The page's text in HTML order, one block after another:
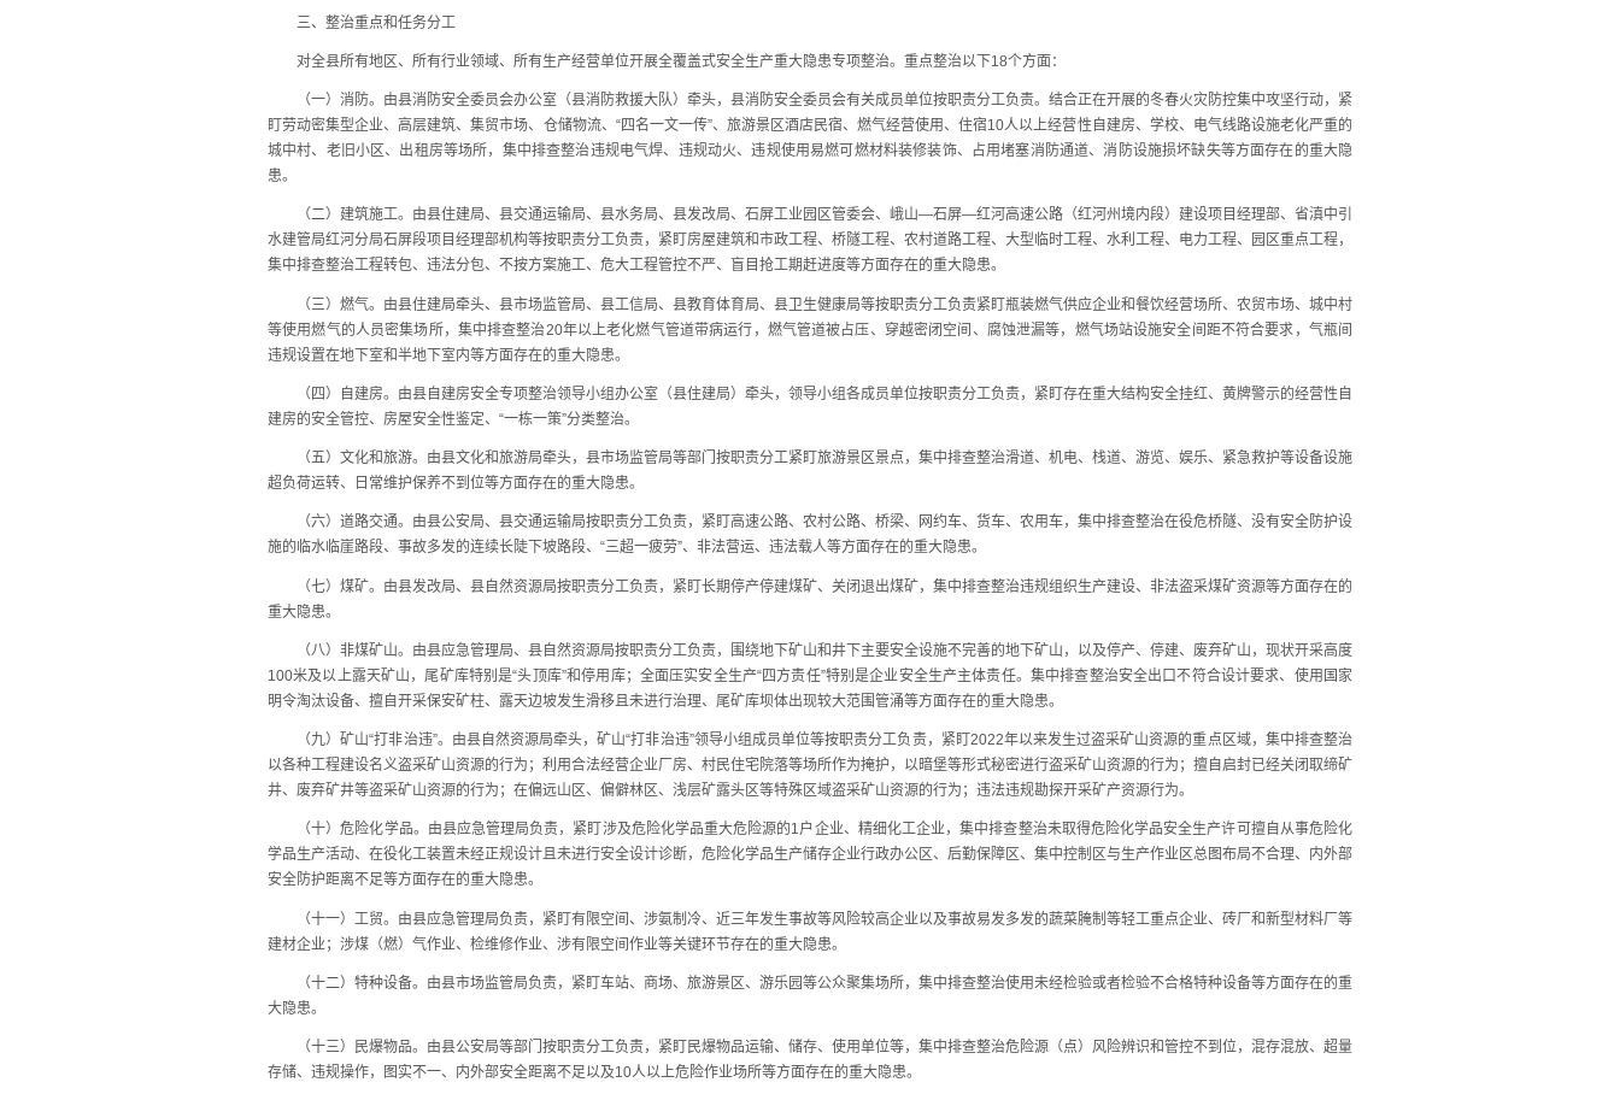
三、整治重点和任务分工
对全县所有地区、所有行业领域、所有生产经营单位开展全覆盖式安全生产重大隐患专项整治。重点整治以下18个方面：
（一）消防。由县消防安全委员会办公室（县消防救援大队）牵头，县消防安全委员会有关成员单位按职责分工负责。结合正在开展的冬春火灾防控集中攻坚行动，紧
盯劳动密集型企业、高层建筑、集贸市场、仓储物流、“四名一文一传”、旅游景区酒店民宿、燃气经营使用、住宿10人以上经营性自建房、学校、电气线路设施老化严重的
城中村、老旧小区、出租房等场所，集中排查整治违规电气焊、违规动火、违规使用易燃可燃材料装修装饰、占用堵塞消防通道、消防设施损坏缺失等方面存在的重大隐
患。
（二）建筑施工。由县住建局、县交通运输局、县水务局、县发改局、石屏工业园区管委会、峨山—石屏—红河高速公路（红河州境内段）建设项目经理部、省滇中引
水建管局红河分局石屏段项目经理部机构等按职责分工负责，紧盯房屋建筑和市政工程、桥隧工程、农村道路工程、大型临时工程、水利工程、电力工程、园区重点工程，
集中排查整治工程转包、违法分包、不按方案施工、危大工程管控不严、盲目抢工期赶进度等方面存在的重大隐患。
（三）燃气。由县住建局牵头、县市场监管局、县工信局、县教育体育局、县卫生健康局等按职责分工负责紧盯瓶装燃气供应企业和餐饮经营场所、农贸市场、城中村
等使用燃气的人员密集场所，集中排查整治20年以上老化燃气管道带病运行，燃气管道被占压、穿越密闭空间、腐蚀泄漏等，燃气场站设施安全间距不符合要求，气瓶间
违规设置在地下室和半地下室内等方面存在的重大隐患。
（四）自建房。由县自建房安全专项整治领导小组办公室（县住建局）牵头，领导小组各成员单位按职责分工负责，紧盯存在重大结构安全挂红、黄牌警示的经营性自
建房的安全管控、房屋安全性鉴定、“一栋一策”分类整治。
（五）文化和旅游。由县文化和旅游局牵头，县市场监管局等部门按职责分工紧盯旅游景区景点，集中排查整治滑道、机电、栈道、游览、娱乐、紧急救护等设备设施
超负荷运转、日常维护保养不到位等方面存在的重大隐患。
（六）道路交通。由县公安局、县交通运输局按职责分工负责，紧盯高速公路、农村公路、桥梁、网约车、货车、农用车，集中排查整治在役危桥隧、没有安全防护设
施的临水临崖路段、事故多发的连续长陡下坡路段、“三超一疲劳”、非法营运、违法载人等方面存在的重大隐患。
（七）煤矿。由县发改局、县自然资源局按职责分工负责，紧盯长期停产停建煤矿、关闭退出煤矿，集中排查整治违规组织生产建设、非法盗采煤矿资源等方面存在的
重大隐患。
（八）非煤矿山。由县应急管理局、县自然资源局按职责分工负责，围绕地下矿山和井下主要安全设施不完善的地下矿山，以及停产、停建、废弃矿山，现状开采高度
100米及以上露天矿山，尾矿库特别是“头顶库”和停用库；全面压实安全生产“四方责任”特别是企业安全生产主体责任。集中排查整治安全出口不符合设计要求、使用国家
明令淘汰设备、擅自开采保安矿柱、露天边坡发生滑移且未进行治理、尾矿库坝体出现较大范围管涌等方面存在的重大隐患。
（九）矿山“打非治违”。由县自然资源局牵头，矿山“打非治违”领导小组成员单位等按职责分工负责，紧盯2022年以来发生过盗采矿山资源的重点区域，集中排查整治
以各种工程建设名义盗采矿山资源的行为；利用合法经营企业厂房、村民住宅院落等场所作为掩护，以暗堡等形式秘密进行盗采矿山资源的行为；擅自启封已经关闭取缔矿
井、废弃矿井等盗采矿山资源的行为；在偏远山区、偏僻林区、浅层矿露头区等特殊区域盗采矿山资源的行为；违法违规勘探开采矿产资源行为。
（十）危险化学品。由县应急管理局负责，紧盯涉及危险化学品重大危险源的1户企业、精细化工企业，集中排查整治未取得危险化学品安全生产许可擅自从事危险化
学品生产活动、在役化工装置未经正规设计且未进行安全设计诊断，危险化学品生产储存企业行政办公区、后勤保障区、集中控制区与生产作业区总图布局不合理、内外部
安全防护距离不足等方面存在的重大隐患。
（十一）工贸。由县应急管理局负责，紧盯有限空间、涉氨制冷、近三年发生事故等风险较高企业以及事故易发多发的蔬菜腌制等轻工重点企业、砖厂和新型材料厂等
建材企业；涉煤（燃）气作业、检维修作业、涉有限空间作业等关键环节存在的重大隐患。
（十二）特种设备。由县市场监管局负责，紧盯车站、商场、旅游景区、游乐园等公众聚集场所，集中排查整治使用未经检验或者检验不合格特种设备等方面存在的重
大隐患。
（十三）民爆物品。由县公安局等部门按职责分工负责，紧盯民爆物品运输、储存、使用单位等，集中排查整治危险源（点）风险辨识和管控不到位，混存混放、超量
存储、违规操作，图实不一、内外部安全距离不足以及10人以上危险作业场所等方面存在的重大隐患。